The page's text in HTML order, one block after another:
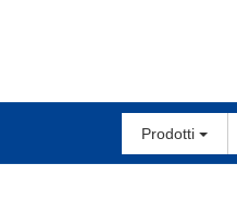
Prodotti